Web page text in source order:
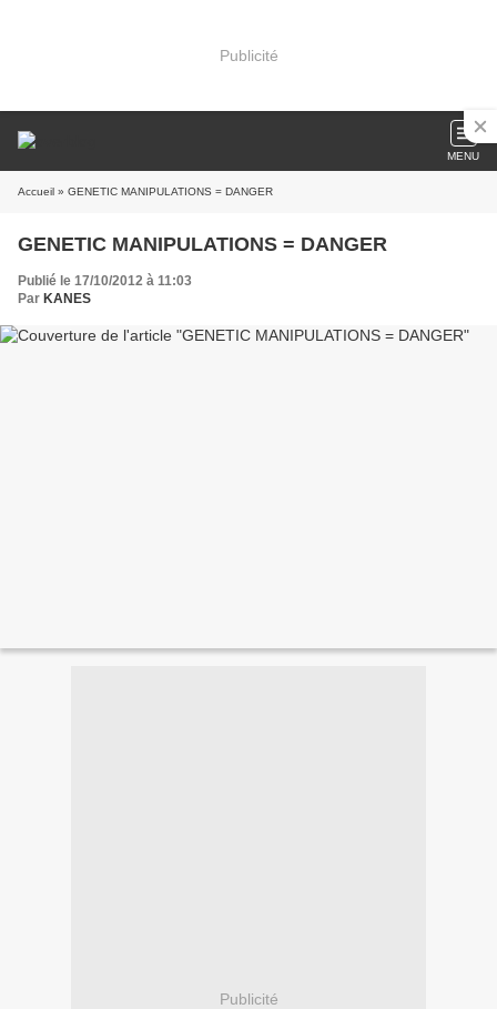
Publicité
MENU
Accueil » GENETIC MANIPULATIONS = DANGER
GENETIC MANIPULATIONS = DANGER
Publié le 17/10/2012 à 11:03
Par KANES
Publicité